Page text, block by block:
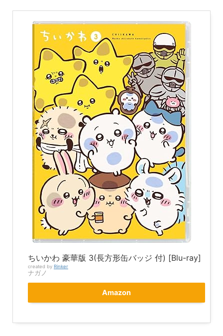
ちいかわ 豪華版 3(長方形缶バッジ 付) [Blu-ray]
created by Rinker
ナガノ
Amazon